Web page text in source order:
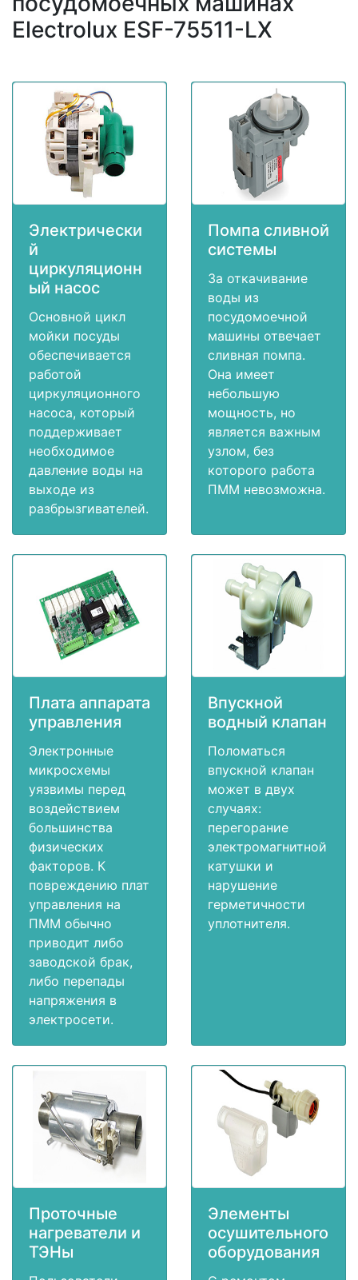
Electrolux ESF-75511-LX
Электрически
й
циркуляционн
ый насос
Основной цикл
мойки посуды
обеспечивается
работой
циркуляционного
насоса, который
поддерживает
необходимое
давление воды на
выходе из
разбрызгивателей.
Помпа сливной
системы
За откачивание
воды из
посудомоечной
машины отвечает
сливная помпа.
Она имеет
небольшую
мощность, но
является важным
узлом, без
которого работа
ПММ невозможна.
Плата аппарата
управления
Электронные
микросхемы
уязвимы перед
воздействием
большинства
физических
факторов. К
повреждению плат
управления на
ПММ обычно
приводит либо
заводской брак,
либо перепады
напряжения в
электросети.
Впускной
водный клапан
Поломаться
впускной клапан
может в двух
случаях:
перегорание
электромагнитной
катушки и
нарушение
герметичности
уплотнителя.
Проточные
нагреватели и
ТЭНы
Элементы
осушительного
оборудования